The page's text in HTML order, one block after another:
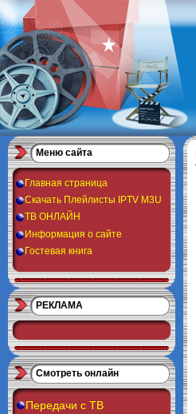
Меню сайта
Главная страница
Скачать Плейлисты IPTV M3U
ТВ ОНЛАЙН
Информация о сайте
Гостевая книга
РЕКЛАМА
Смотреть онлайн
Передачи с ТВ